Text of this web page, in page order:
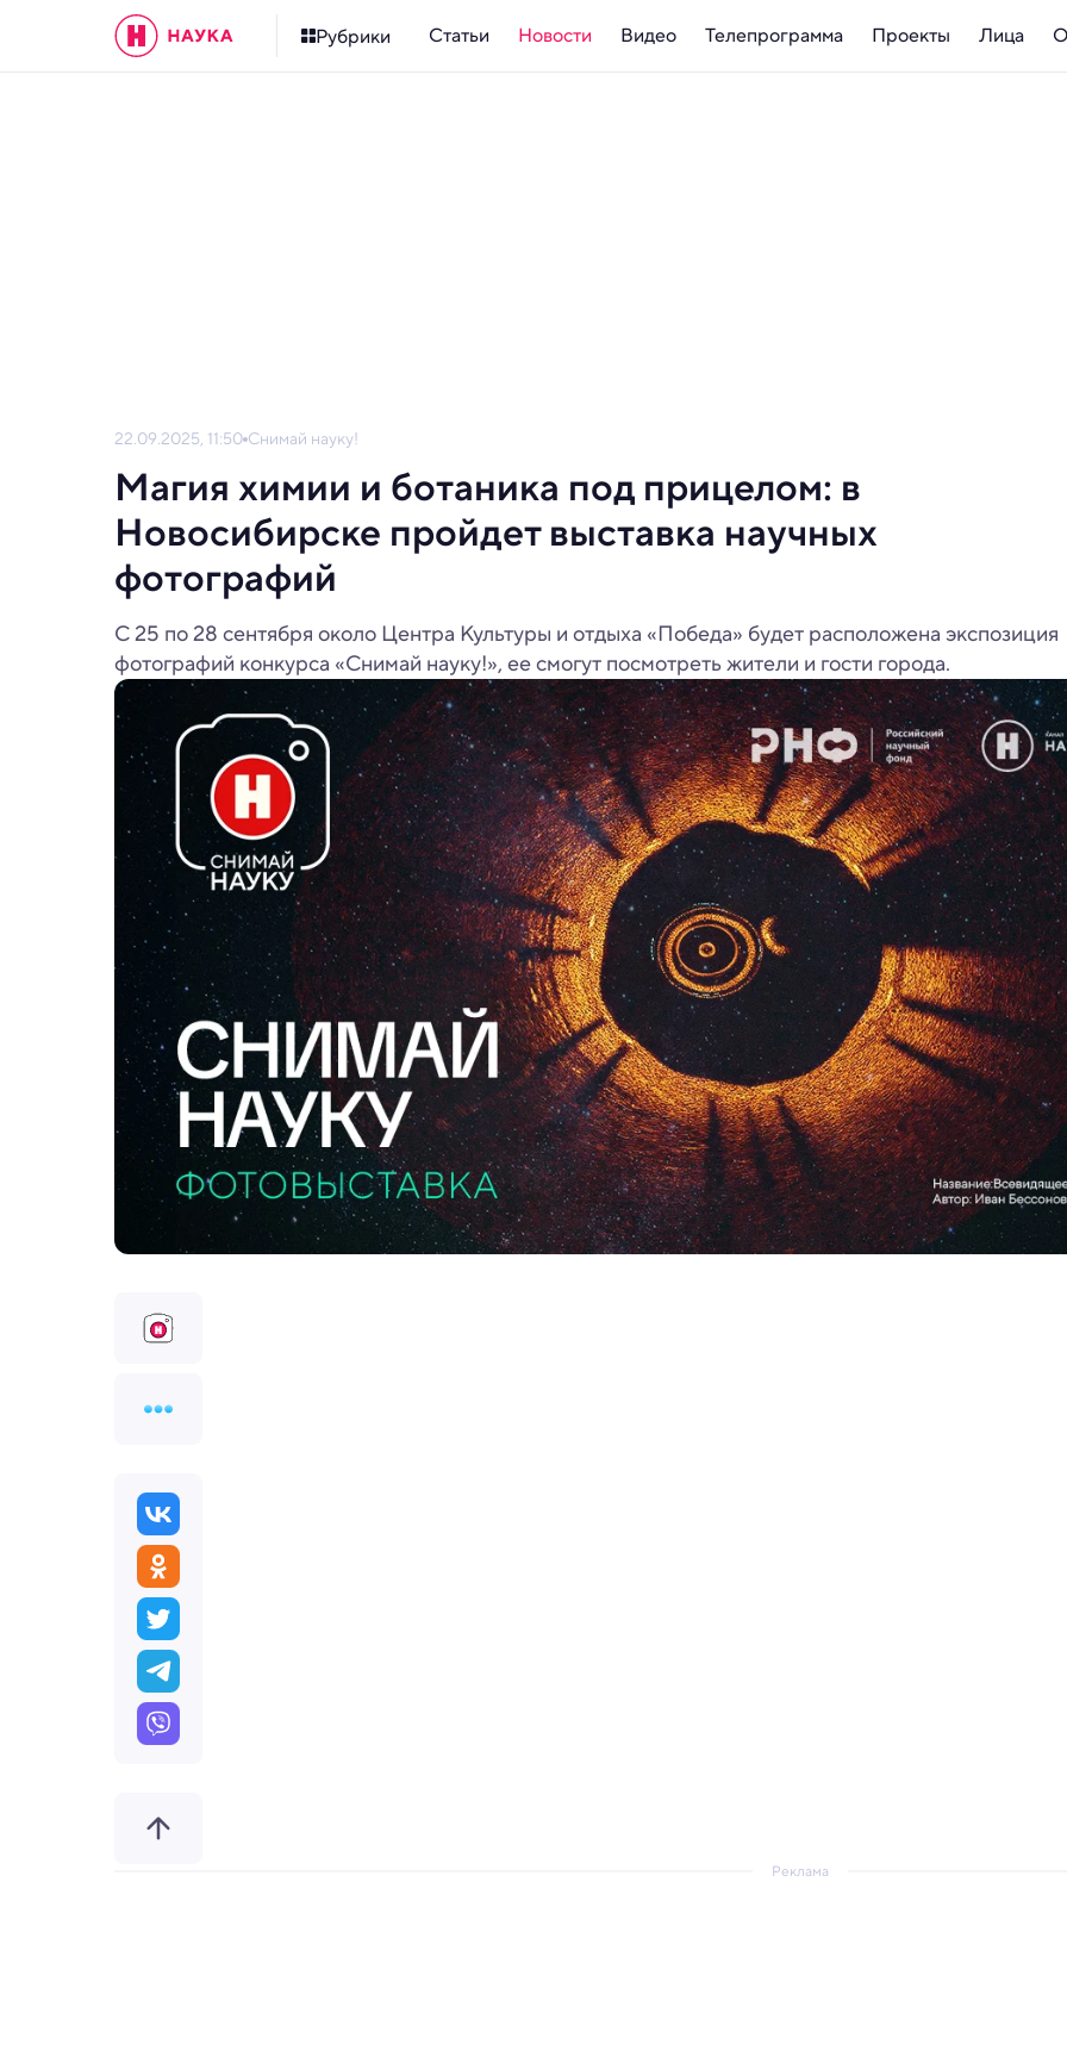
Рубрики Статьи Новости Видео Телепрограмма Проекты Лица
22.09.2025, 11:50 Снимай науку!
Магия химии и ботаника под прицелом: в
Новосибирске пройдет выставка научных
фотографий
С 25 по 28 сентября около Центра Культуры и отдыха «Победа» будет расположена экспозиция
фотографий конкурса «Снимай науку!», ее смогут посмотреть жители и гости города.
Реклама